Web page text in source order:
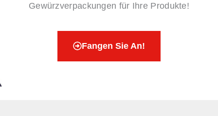
Gewürzverpackungen für Ihre Produkte!
Fangen Sie An!